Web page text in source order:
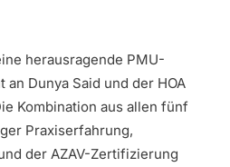
herausragende PMU-
Dunya Said und der HOA
Kombination aus allen fünf
Praxiserfahrung,
der AZAV-Zertifizierung